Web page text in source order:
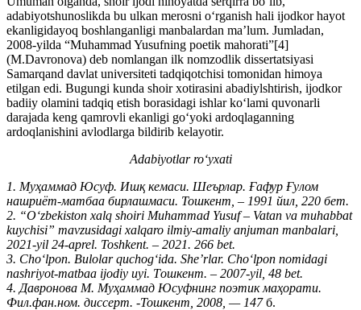
adabiyotshunoslikda bu ulkan merosni o‘rganish hali ijodkor hayot
ekanligidayoq boshlanganligi manbalardan ma’lum. Jumladan,
2008-yilda “Muhammad Yusufning poetik mahorati”[4]
(M.Davronova) deb nomlangan ilk nomzodlik dissertatsiyasi
Samarqand davlat universiteti tadqiqotchisi tomonidan himoya
etilgan edi. Bugungi kunda shoir xotirasini abadiylshtirish, ijodkor
badiiy olamini tadqiq etish borasidagi ishlar ko‘lami quvonarli
darajada keng qamrovli ekanligi go‘yoki ardoqlaganning
ardoqlanishini avlodlarga bildirib kelayotir.
Adabiyotlar ro‘yxati
1. Муҳаммад Юсуф. Ишқ кемаси. Шеърлар. Ғафур Ғулом
нашриёт-матбаа бирлашмаси. Тошкент, – 1991 йил, 220 бет.
2. “O‘zbekiston xalq shoiri Muhammad Yusuf – Vatan va muhabbat
kuychisi” mavzusidagi xalqaro ilmiy-amaliy anjuman manbalari,
2021-yil 24-aprel. Toshkent. – 2021. 266 bet.
3. Cho‘lpon. Bulolar quchog‘ida. She’rlar. Cho‘lpon nomidagi
nashriyot-matbaa ijodiy uyi. Tошкент. – 2007-yil, 48 bet.
4. Давронова М. Муҳаммад Юсуфнинг поэтик маҳорати.
Фил.фан.ном. диссерт. -Тошкент, 2008, — 147б.